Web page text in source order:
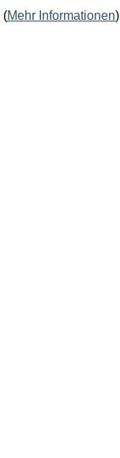
(Mehr Informationen)